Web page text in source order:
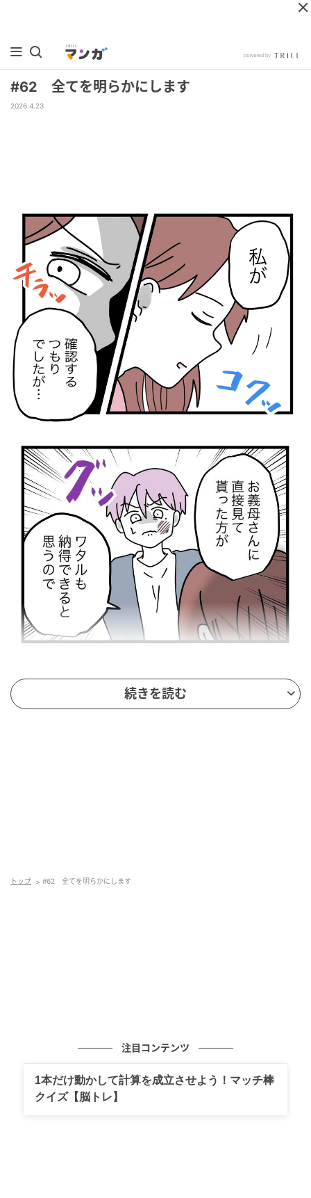
#62 全てを明らかにします
2026.4.23
続きを読む
トップ #62 全てを明らかにします
注目コンテンツ
1本だけ動かして計算を成立させよう！マッチ棒
クイズ【脳トレ】